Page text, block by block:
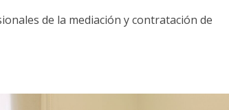
de la mediación y contratación de